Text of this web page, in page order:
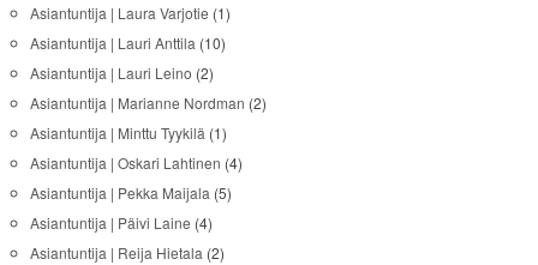
Asiantuntija | Laura Varjotie (1)
Asiantuntija | Lauri Anttila (10)
Asiantuntija | Lauri Leino (2)
Asiantuntija | Marianne Nordman (2)
Asiantuntija | Minttu Tyykilä (1)
Asiantuntija | Oskari Lahtinen (4)
Asiantuntija | Pekka Maijala (5)
Asiantuntija | Päivi Laine (4)
Asiantuntija | Reija Hietala (2)